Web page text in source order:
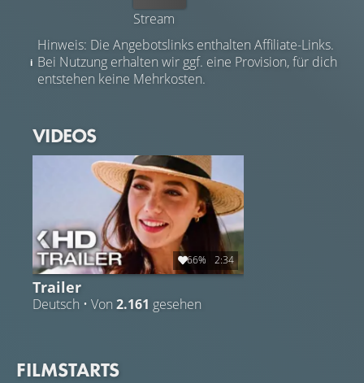
Stream
Hinweis: Die Angebotslinks enthalten Affiliate-Links.
Bei Nutzung erhalten wir ggf. eine Provision, für dich
entstehen keine Mehrkosten.
VIDEOS
66% 2:34
Trailer
Deutsch • Von 2.161 gesehen
FILMSTARTS